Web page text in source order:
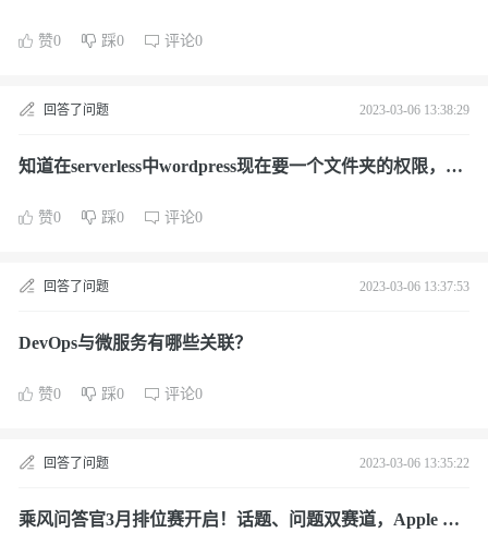
赞0 踩0 评论0
回答了问题 2023-03-06 13:38:29
知道在serverless中wordpress现在要一个文件夹的权限，如
赞0 踩0 评论0
回答了问题 2023-03-06 13:37:53
DevOps与微服务有哪些关联？
赞0 踩0 评论0
回答了问题 2023-03-06 13:35:22
乘风问答官3月排位赛开启！话题、问题双赛道，Apple Wa